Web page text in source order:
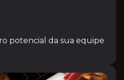
potencial da sua equipe